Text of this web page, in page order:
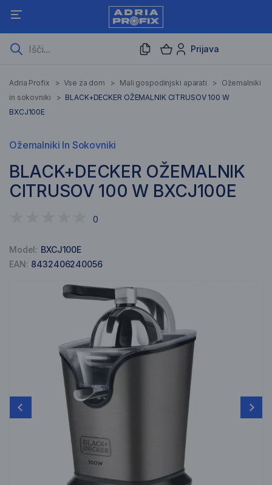
Prijava
Adria Profix > Vse za dom > Mali gospodinjski aparati > Ožemalniki
in sokovniki
> BLACK+DECKER OŽEMALNIK CITRUSOV 100 W
BXCJ100E
Ožemalniki In Sokovniki
BLACK+DECKER OŽEMALNIK
CITRUSOV 100 W BXCJ100E
0
Model: BXCJ100E
EAN: 8432406240056